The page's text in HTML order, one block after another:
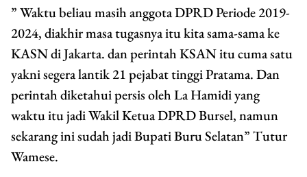
” Waktu beliau masih anggota DPRD Periode 2019-
2024, diakhir masa tugasnya itu kita sama-sama ke
KASN di Jakarta. dan perintah KSAN itu cuma satu
yakni segera lantik 21 pejabat tinggi Pratama. Dan
perintah diketahui persis oleh La Hamidi yang
waktu itu jadi Wakil Ketua DPRD Bursel, namun
sekarang ini sudah jadi Bupati Buru Selatan” Tutur
Wamese.